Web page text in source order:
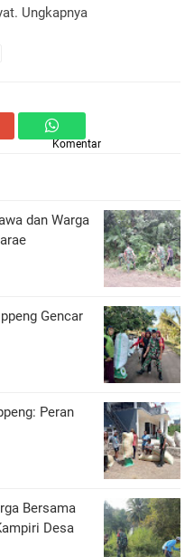
Ungkapnya
Komentar
dan Warga
Gencar
Peran
Bersama
Desa